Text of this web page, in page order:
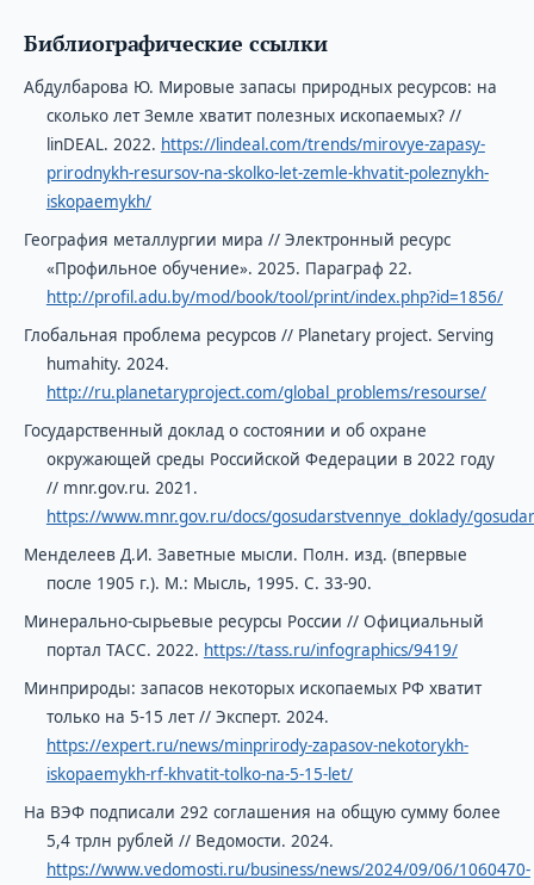
Библиографические ссылки
Абдулбарова Ю. Мировые запасы природных ресурсов: на
сколько лет Земле хватит полезных ископаемых? //
linDEAL. 2022. https://lindeal.com/trends/mirovye-zapasy-
prirodnykh-resursov-na-skolko-let-zemle-khvatit-poleznykh-
iskopaemykh/
География металлургии мира // Электронный ресурс
«Профильное обучение». 2025. Параграф 22.
http://profil.adu.by/mod/book/tool/print/index.php?id=1856/
Глобальная проблема ресурсов // Planetary project. Serving
humahity. 2024.
http://ru.planetaryproject.com/global_problems/resourse/
Государственный доклад о состоянии и об охране
окружающей среды Российской Федерации в 2022 году
// mnr.gov.ru. 2021.
https://www.mnr.gov.ru/docs/gosudarstvennye_doklady/
Менделеев Д.И. Заветные мысли. Полн. изд. (впервые
после 1905 г.). М.: Мысль, 1995. С. 33-90.
Минерально-сырьевые ресурсы России // Официальный
портал ТАСС. 2022. https://tass.ru/infographics/9419/
Минприроды: запасов некоторых ископаемых РФ хватит
только на 5-15 лет // Эксперт. 2024.
https://expert.ru/news/minprirody-zapasov-nekotorykh-
iskopaemykh-rf-khvatit-tolko-na-5-15-let/
На ВЭФ подписали 292 соглашения на общую сумму более
5,4 трлн рублей // Ведомости. 2024.
https://www.vedomosti.ru/business/news/2024/09/06/1060470-